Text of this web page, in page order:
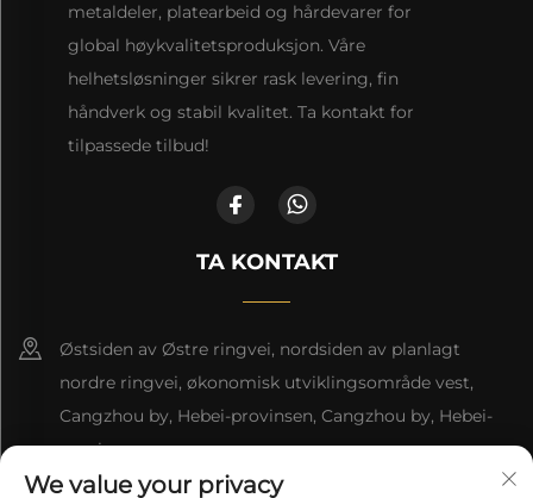
metaldeler, platearbeid og hårdevarer for
global høykvalitetsproduksjon. Våre
helhetsløsninger sikrer rask levering, fin
håndverk og stabil kvalitet. Ta kontakt for
tilpassede tilbud!
TA KONTAKT
Østsiden av Østre ringvei, nordsiden av planlagt
nordre ringvei, økonomisk utviklingsområde vest,
Cangzhou by, Hebei-provinsen, Cangzhou by, Hebei-
provinsen
We value your privacy